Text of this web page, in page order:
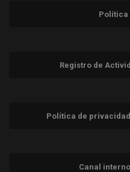
Política
Registro de
Política de
Canal